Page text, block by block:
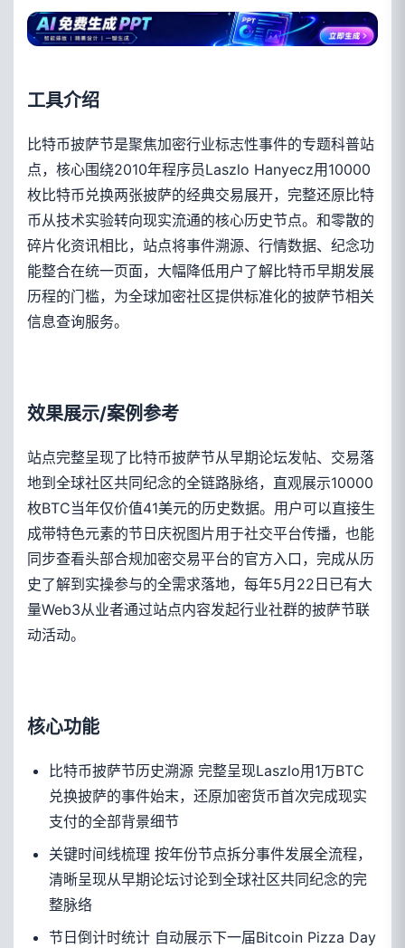
工具介绍
比特币披萨节是聚焦加密行业标志性事件的专题科普站
点，核心围绕2010年程序员Laszlo Hanyecz用10000
枚比特币兑换两张披萨的经典交易展开，完整还原比特
币从技术实验转向现实流通的核心历史节点。和零散的
碎片化资讯相比，站点将事件溯源、行情数据、纪念功
能整合在统一页面，大幅降低用户了解比特币早期发展
历程的门槛，为全球加密社区提供标准化的披萨节相关
信息查询服务。
效果展示/案例参考
站点完整呈现了比特币披萨节从早期论坛发帖、交易落
地到全球社区共同纪念的全链路脉络，直观展示10000
枚BTC当年仅价值41美元的历史数据。用户可以直接生
成带特色元素的节日庆祝图片用于社交平台传播，也能
同步查看头部合规加密交易平台的官方入口，完成从历
史了解到实操参与的全需求落地，每年5月22日已有大
量Web3从业者通过站点内容发起行业社群的披萨节联
动活动。
核心功能
比特币披萨节历史溯源 完整呈现Laszlo用1万BTC
兑换披萨的事件始末，还原加密货币首次完成现实
支付的全部背景细节
关键时间线梳理 按年份节点拆分事件发展全流程，
清晰呈现从早期论坛讨论到全球社区共同纪念的完
整脉络
节日倒计时统计 自动展示下一届Bitcoin Pizza Day